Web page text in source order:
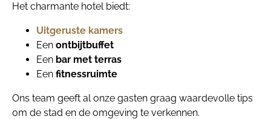
Het charmante hotel biedt:
Uitgeruste kamers
Een ontbijtbuffet
Een bar met terras
Een fitnessruimte
Ons team geeft al onze gasten graag waardevolle tips
om de stad en de omgeving te verkennen.